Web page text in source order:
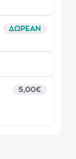
ΔΩΡΕΑΝ
5,00€